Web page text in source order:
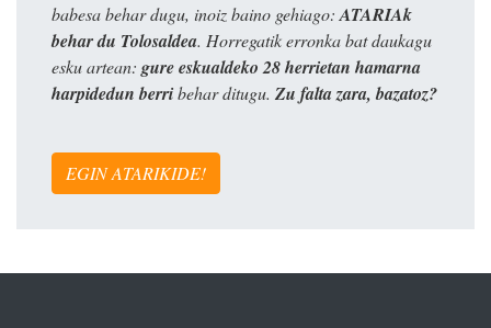
babesa behar dugu, inoiz baino gehiago: ATARIAk
behar du Tolosaldea. Horregatik erronka bat daukagu
esku artean: gure eskualdeko 28 herrietan hamarna
harpidedun berribehar ditugu. Zu falta zara, bazatoz?
EGIN ATARIKIDE!